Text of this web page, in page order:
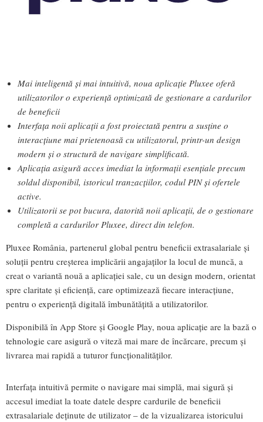
Mai inteligentă și mai intuitivă, noua aplicație Pluxee oferă
utilizatorilor o experiență optimizată de gestionare a cardurilor
de beneficii
Interfața noii aplicații a fost proiectată pentru a susține o
interacțiune mai prietenoasă cu utilizatorul, printr-un design
modern și o structură de navigare simplificată.
Aplicația asigură acces imediat la informații esențiale precum
soldul disponibil, istoricul tranzacțiilor, codul PIN și ofertele
active.
Utilizatorii se pot bucura, datorită noii aplicații, de o gestionare
completă a cardurilor Pluxee, direct din telefon.
Pluxee România, partenerul global pentru beneficii extrasalariale și
soluții pentru creșterea implicării angajaților la locul de muncă, a
creat o variantă nouă a aplicației sale, cu un design modern, orientat
spre claritate și eficiență, care optimizează fiecare interacțiune,
pentru o experiență digitală îmbunătățită a utilizatorilor.
Disponibilă în App Store și Google Play, noua aplicație are la bază o
tehnologie care asigură o viteză mai mare de încărcare, precum și
livrarea mai rapidă a tuturor funcționalităților.
Interfața intuitivă permite o navigare mai simplă, mai sigură și
accesul imediat la toate datele despre cardurile de beneficii
extrasalariale deținute de utilizator – de la vizualizarea istoricului